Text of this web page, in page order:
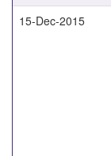
15-Dec-2015